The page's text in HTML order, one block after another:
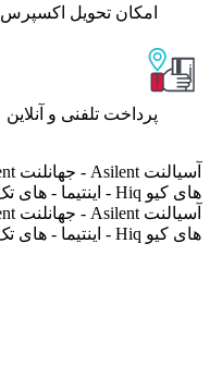
اﻣﮑﺎن ﺗﺤﻮﯾﻞ اﮐﺴﭙﺮس
پرداخت تلفنی و آنلاین
های کیو Hiq - اینتیما - های تک Hitec -
های کیو Hiq - اینتیما - های تک Hitec -